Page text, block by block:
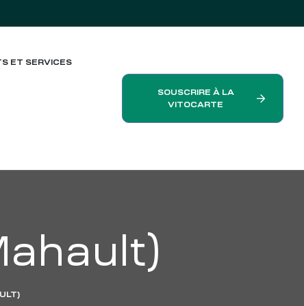
ET SERVICES
SOUSCRIRE À LA
VITOCARTE